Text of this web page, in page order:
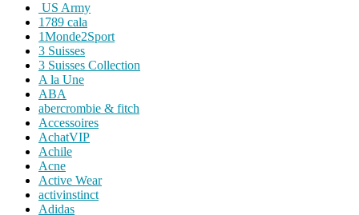
US Army
1789 cala
1Monde2Sport
3 Suisses
3 Suisses Collection
A la Une
ABA
abercrombie & fitch
Accessoires
AchatVIP
Achile
Acne
Active Wear
activinstinct
Adidas